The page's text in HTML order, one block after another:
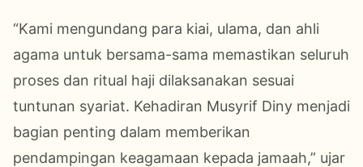
“Kami mengundang para kiai, ulama, dan ahli
agama untuk bersama-sama memastikan seluruh
proses dan ritual haji dilaksanakan sesuai
tuntunan syariat. Kehadiran Musyrif Diny menjadi
bagian penting dalam memberikan
pendampingan keagamaan kepada jamaah,” ujar